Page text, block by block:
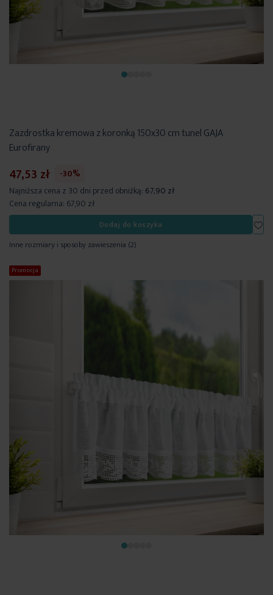
Zazdrostka kremowa z koronką 150x30 cm tunel GAJA
Eurofirany
47,53 zł
-30%
Najniższa cena z 30 dni przed obniżką: 67,90 zł
Cena regularna: 67,90 zł
Dodaj do koszyka
Inne rozmiary i sposoby zawieszenia (2)
Promocja